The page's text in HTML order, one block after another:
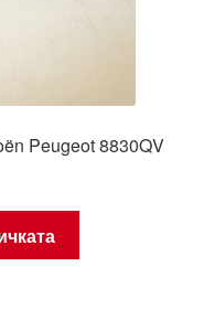
Peugeot 8830QV